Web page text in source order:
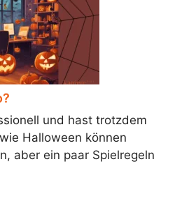
und hast trotzdem
Halloween können
aber ein paar Spielregeln